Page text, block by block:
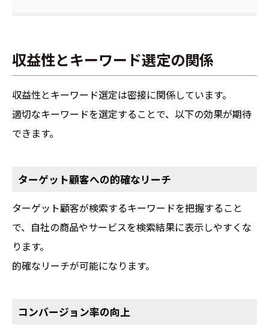
収益性とキーワード選定の関係
収益性とキーワード選定は密接に関係しています。
適切なキーワードを選定することで、以下の効果が期待
できます。
ターゲット顧客への的確なリーチ
ターゲット顧客が検索するキーワードを把握すること
で、自社の商品やサービスを検索結果に表示しやすくな
ります。
的確なリーチが可能になります。
コンバージョン率の向上